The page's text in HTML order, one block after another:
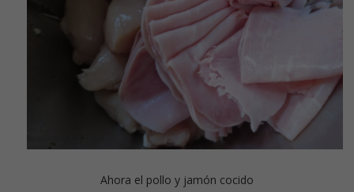
Ahora el pollo y jamón cocido